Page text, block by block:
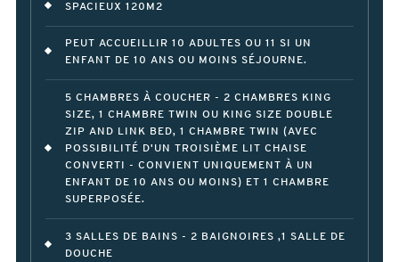
SPACIEUX 120M2
PEUT ACCUEILLIR 10 ADULTES OU 11 SI UN
ENFANT DE 10 ANS OU MOINS SÉJOURNE.
5 CHAMBRES À COUCHER - 2 CHAMBRES KING
SIZE, 1 CHAMBRE TWIN OU KING SIZE DOUBLE
ZIP AND LINK BED, 1 CHAMBRE TWIN (AVEC
POSSIBILITÉ D'UN TROISIÈME LIT CHAISE
CONVERTI - CONVIENT UNIQUEMENT À UN
ENFANT DE 10 ANS OU MOINS) ET 1 CHAMBRE
SUPERPOSÉE.
3 SALLES DE BAINS - 2 BAIGNOIRES ,1 SALLE DE
DOUCHE